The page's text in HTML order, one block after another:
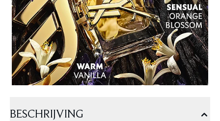
BESCHRIJVING